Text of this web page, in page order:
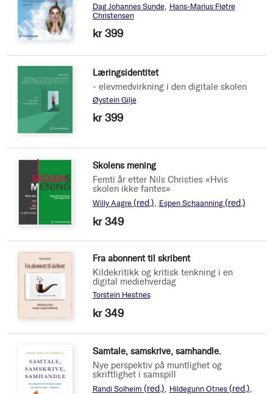
Dag Johannes Sunde
Hans-Marius Fløtre
Christensen
kr 399
Læringsidentitet
- elevmedvirkning i den digitale skolen
Øystein Gilje
kr 399
Skolens mening
Femti år etter Nils Christies «Hvis
skolen ikke fantes»
Willy Aagre (red.) Espen Schaanning (red.)
kr 349
Fra abonnent til skribent
Kildekritikk og kritisk tenkning i en
digital mediehverdag
Torstein Hestnes
kr 349
Samtale, samskrive, samhandle.
Nye perspektiv på muntlighet og
skriftlighet i samspill
Randi Solheim (red.) Hildegunn Otnes (red.)